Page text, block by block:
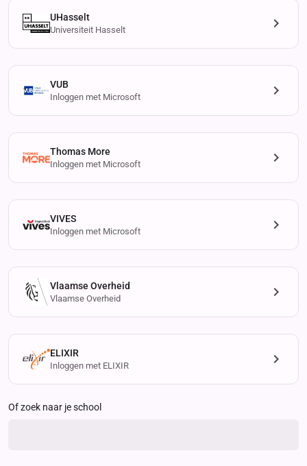
UHasselt
Universiteit Hasselt
VUB
Inloggen met Microsoft
Thomas More
Inloggen met Microsoft
VIVES
Inloggen met Microsoft
Vlaamse Overheid
Vlaamse Overheid
ELIXIR
Inloggen met ELIXIR
Of zoek naar je school